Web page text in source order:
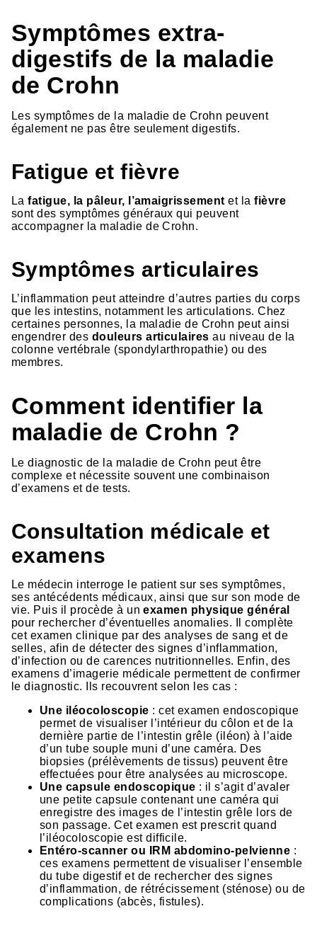
Symptômes extra-
digestifs de la maladie
de Crohn
Les symptômes de la maladie de Crohn peuvent
également ne pas être seulement digestifs.
Fatigue et fièvre
Lafatigue, la pâleur, l’amaigrissement et la fièvre
sont des symptômes généraux qui peuvent
accompagner la maladie de Crohn.
Symptômes articulaires
L’inflammation peut atteindre d’autres parties du corps
que les intestins, notamment les articulations. Chez
certaines personnes, la maladie de Crohn peut ainsi
engendrer des douleurs articulaires au niveau de la
colonne vertébrale (spondylarthropathie) ou des
membres.
Comment identifier la
maladie de Crohn ?
Le diagnostic de la maladie de Crohn peut être
complexe et nécessite souvent une combinaison
d’examens et de tests.
Consultation médicale et
examens
Le médecin interroge le patient sur ses symptômes,
ses antécédents médicaux, ainsi que sur son mode de
vie. Puis il procède à unexamen physique général
pour rechercher d’éventuelles anomalies. Il complète
cet examen clinique par des analyses de sang et de
selles, afin de détecter des signes d’inflammation,
d’infection ou de carences nutritionnelles. Enfin, des
examens d’imagerie médicale permettent de confirmer
le diagnostic. Ils recouvrent selon les cas :
Une iléocoloscopie : cet examen endoscopique
permet de visualiser l’intérieur du côlon et de la
dernière partie de l’intestin grêle (iléon) à l’aide
d’un tube souple muni d’une caméra. Des
biopsies (prélèvements de tissus) peuvent être
effectuées pour être analysées au microscope.
Une capsule endoscopique : il s’agit d’avaler
une petite capsule contenant une caméra qui
enregistre des images de l’intestin grêle lors de
son passage. Cet examen est prescrit quand
l’iléocoloscopie est difficile.
Entéro-scanner ou IRM abdomino-pelvienne :
ces examens permettent de visualiser l’ensemble
du tube digestif et de rechercher des signes
d’inflammation, de rétrécissement (sténose) ou de
complications (abcès, fistules).